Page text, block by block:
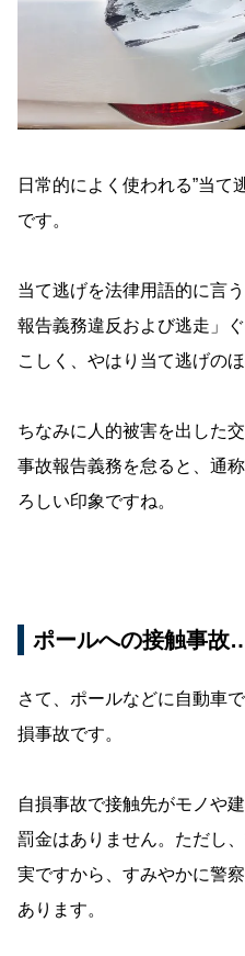
日常的によく使われる”当て
です。
当て逃げを法律用語的に言
報告義務違反および逃走」
こしく、やはり当て逃げの
ちなみに人的被害を出した
事故報告義務を怠ると、通
ろしい印象ですね。
ポールへの接触事故
さて、ポールなどに自動車
損事故です。
自損事故で接触先がモノや
罰金はありません。ただし
実ですから、すみやかに警
あります。